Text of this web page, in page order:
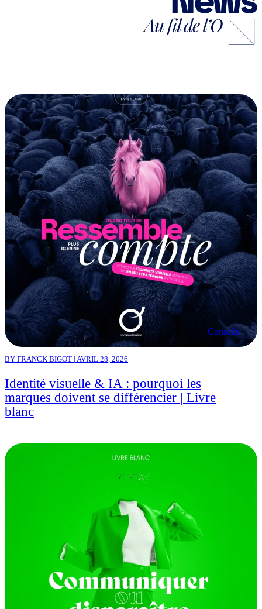
Conseils
BY FRANCK BIGOT | AVRIL 28, 2026
Identité visuelle & IA : pourquoi les
marques doivent se différencier | Livre
blanc